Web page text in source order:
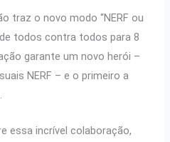
traz o novo modo “NERF ou
todos contra todos para 8
garante um novo herói –
NERF – e o primeiro a
essa incrível colaboração,